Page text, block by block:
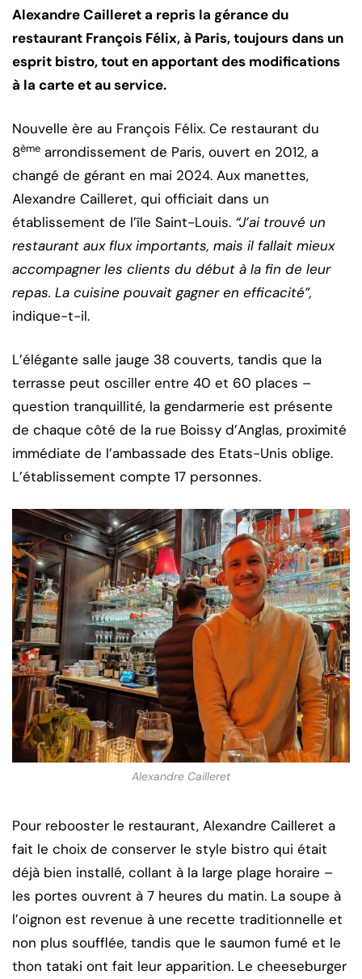
Alexandre Cailleret a repris la gérance du
restaurant François Félix, à Paris, toujours dans un
esprit bistro, tout en apportant des modifications
à la carte et au service.
Nouvelle ère au François Félix. Ce restaurant du
8ème arrondissement de Paris, ouvert en 2012, a
changé de gérant en mai 2024. Aux manettes,
Alexandre Cailleret, qui officiait dans un
établissement de l’île Saint-Louis. “J’ai trouvé un
restaurant aux flux importants, mais il fallait mieux
accompagner les clients du début à la fin de leur
repas. La cuisine pouvait gagner en efficacité”,
indique-t-il.
L’élégante salle jauge 38 couverts, tandis que la
terrasse peut osciller entre 40 et 60 places –
question tranquillité, la gendarmerie est présente
de chaque côté de la rue Boissy d’Anglas, proximité
immédiate de l’ambassade des Etats-Unis oblige.
L’établissement compte 17 personnes.
Alexandre Cailleret
Pour rebooster le restaurant, Alexandre Cailleret a
fait le choix de conserver le style bistro qui était
déjà bien installé, collant à la large plage horaire –
les portes ouvrent à 7 heures du matin. La soupe à
l’oignon est revenue à une recette traditionnelle et
non plus soufflée, tandis que le saumon fumé et le
thon tataki ont fait leur apparition. Le cheeseburger